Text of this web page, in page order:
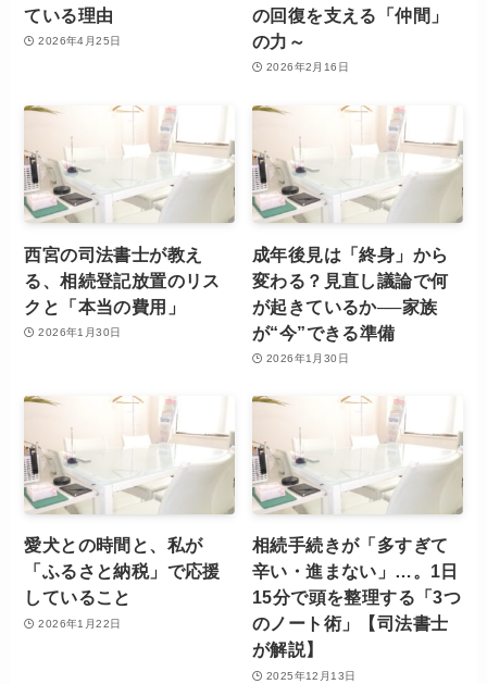
ている理由
2026年4月25日
の回復を支える「仲間」
の力～
2026年2月16日
西宮の司法書士が教え
る、相続登記放置のリス
クと「本当の費用」
2026年1月30日
成年後見は「終身」から
変わる？見直し議論で何
が起きているか──家族
が“今”できる準備
2026年1月30日
愛犬との時間と、私が
「ふるさと納税」で応援
していること
2026年1月22日
相続手続きが「多すぎて
辛い・進まない」…。1日
15分で頭を整理する「3つ
のノート術」【司法書士
が解説】
2025年12月13日